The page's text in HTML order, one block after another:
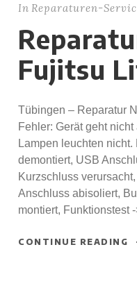
In Reparaturen-
Fujitsu
Tübingen – Reparatur
Fehler: Gerät geht
Lampen leuchten
demontiert, USB
Kurzschluss
Anschluss abisoliert,
montiert, Funktionstest
CONTINUE READING